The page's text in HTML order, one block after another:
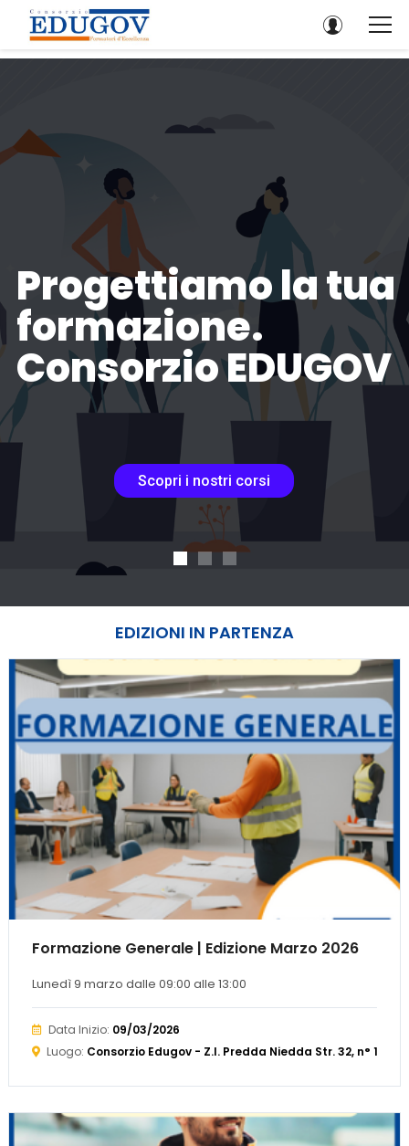
Scopri i nostri corsi
Progettiamo la tua
formazione.
Consorzio EDUGOV
EDIZIONI IN PARTENZA
Formazione Generale | Edizione Marzo 2026
Lunedì 9 marzo dalle 09:00 alle 13:00
Data Inizio: 09/03/2026
Luogo: Consorzio Edugov - Z.I. Predda Niedda Str. 32, n° 19 o